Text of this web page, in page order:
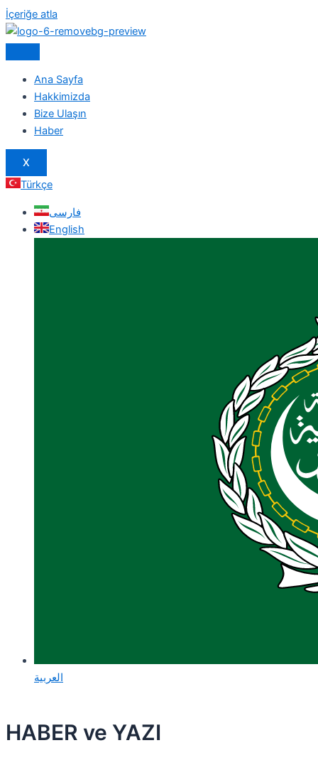
İçeriğe atla
Ana Sayfa
Hakkimizda
Bize Ulaşın
Haber
X
Türkçe
فارسی
English
العربية
HABER ve YAZI